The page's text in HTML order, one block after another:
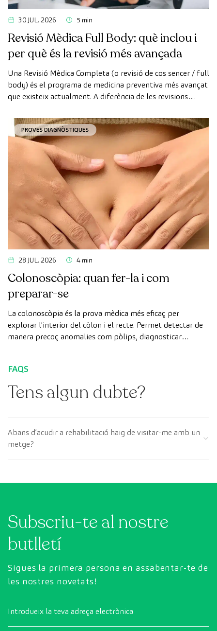
30 JUL. 2026 5 min
Revisió Mèdica Full Body: què inclou i
per què és la revisió més avançada
Una Revisió Mèdica Completa (o revisió de cos sencer / full
body) és el programa de medicina preventiva més avançat
que existeix actualment. A diferència de les revisions
diagnòstic per la imatge d'última generació per avaluar de
manera exhaustiva l'estat dels òrgans vitals, el sistema
vascular i el cervell abans que apareguin els primers
símptomes.
PROVES DIAGNÒSTIQUES
28 JUL. 2026 4 min
Colonoscòpia: quan fer-la i com
preparar-se
La colonoscòpia és la prova mèdica més eficaç per
explorar l'interior del còlon i el recte. Permet detectar de
manera precoç anomalies com pòlips, diagnosticar
FAQS
Tens algun dubte?
Abans d’acudir a rehabilitació haig de visitar-me amb un
metge?
Subscriu-te al nostre
butlletí
Sigues la primera persona en assabentar-te de
les nostres novetats!
Introdueix la teva adreça electrònica